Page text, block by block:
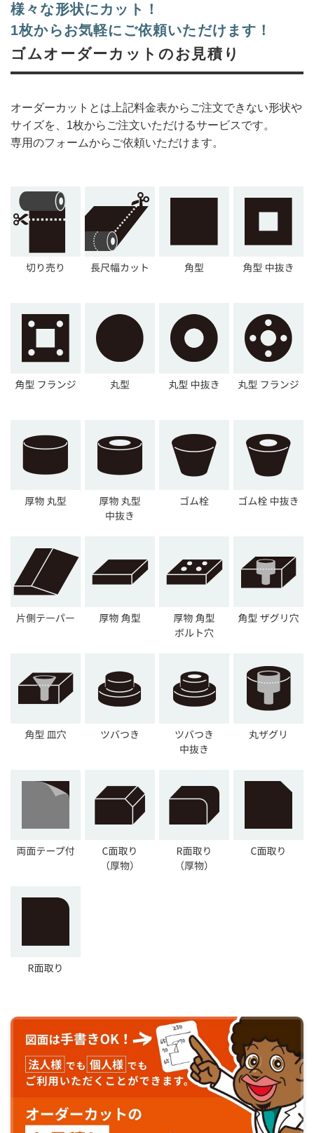
様々な形状にカット！
1枚からお気軽にご依頼いただけます！
ゴムオーダーカットのお見積り
オーダーカットとは上記料金表からご注文できない形状や
サイズを、1枚からご注文いただけるサービスです。
専用のフォームからご依頼いただけます。